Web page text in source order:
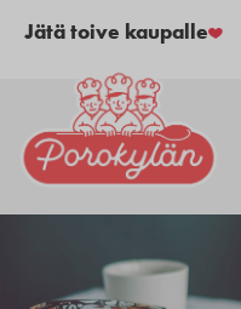
Jätä toive kaupalle